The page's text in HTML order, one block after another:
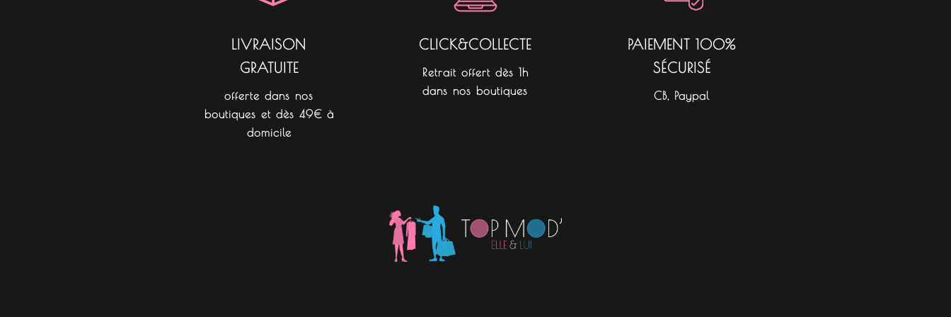
LIVRAISON
GRATUITE
offerte dans nos
boutiques et dès 49€ à
domicile
CLICK&COLLECTE
Retrait offert dès 1h
dans nos boutiques
PAIEMENT 100%
SÉCURISÉ
CB, Paypal